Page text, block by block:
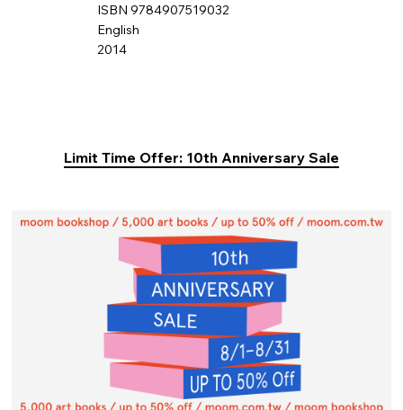
ISBN 9784907519032
English
2014
Limit Time Offer: 10th Anniversary Sale